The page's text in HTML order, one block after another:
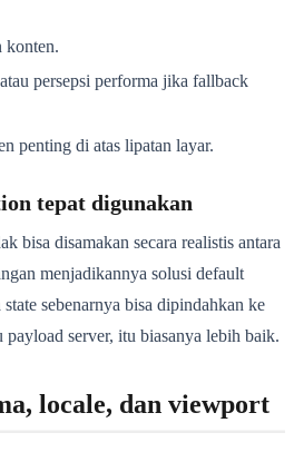
konten.
persepsi performa jika fallback
penting di atas lipatan layar.
tepat digunakan
bisa disamakan secara realistis antara
menjadikannya solusi default
sebenarnya bisa dipindahkan ke
payload server, itu biasanya lebih baik.
locale, dan viewport